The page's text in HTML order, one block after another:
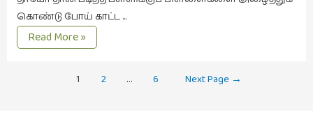
கொண்டு போய் காட்ட …
அப்பாவின்
கதைகள்
Read More »
1 2 … 6 Next Page →